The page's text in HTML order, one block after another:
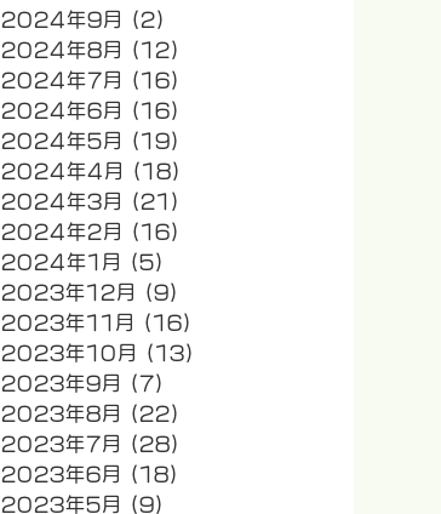
2024年9月
(2)
2024年8月
(12)
2024年7月
(16)
2024年6月
(16)
2024年5月
(19)
2024年4月
(18)
2024年3月
(21)
2024年2月
(16)
2024年1月
(5)
2023年12月
(9)
2023年11月
(16)
2023年10月
(13)
2023年9月
(7)
2023年8月
(22)
2023年7月
(28)
2023年6月
(18)
2023年5月
(9)